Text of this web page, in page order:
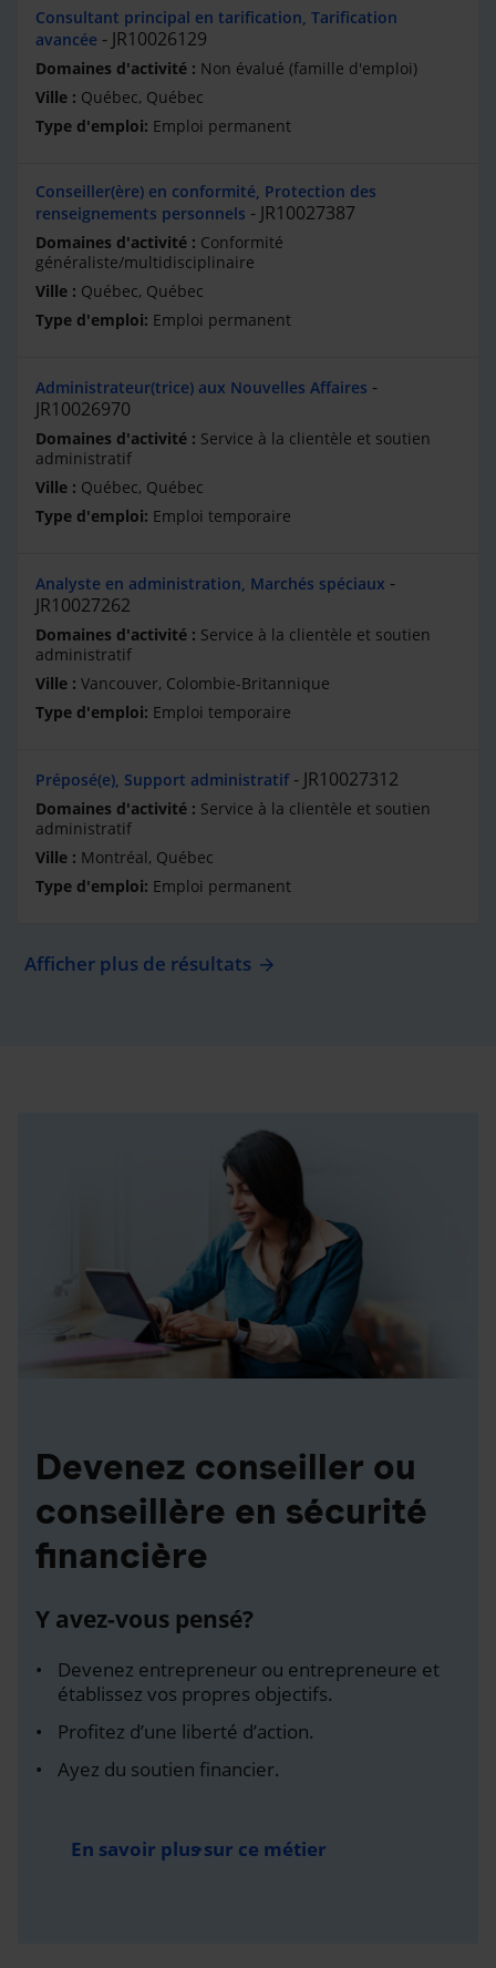
Consultant principal en tarification, Tarification
avancée
JR10026129
Non évalué (famille d'emploi)
Québec, Québec
Emploi permanent
Conseiller(ère) en conformité, Protection des
renseignements personnels
JR10027387
Conformité
généraliste/multidisciplinaire
Québec, Québec
Emploi permanent
Administrateur(trice) aux Nouvelles Affaires
JR10026970
Service à la clientèle et soutien
administratif
Québec, Québec
Emploi temporaire
Analyste en administration, Marchés spéciaux
JR10027262
Service à la clientèle et soutien
administratif
Vancouver, Colombie-Britannique
Emploi temporaire
Préposé(e), Support administratif JR10027312
Service à la clientèle et soutien
administratif
Montréal, Québec
Emploi permanent
Afficher plus de résultats
Devenez conseiller ou
conseillère en sécurité
financière
Y avez-vous pensé?
Devenez entrepreneur ou entrepreneure et
établissez vos propres objectifs.
Profitez d’une liberté d’action.
Ayez du soutien financier.
En savoir plus sur ce métier